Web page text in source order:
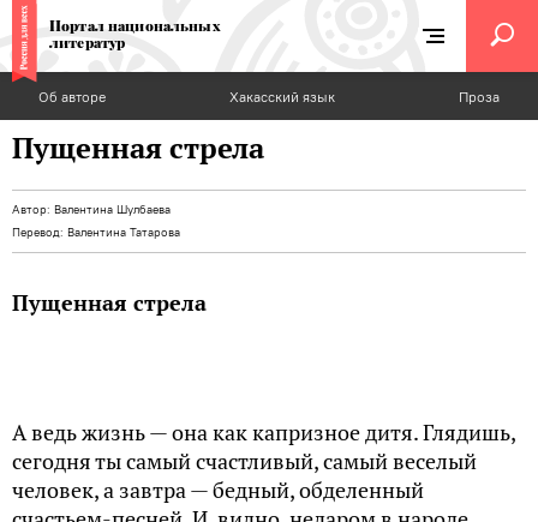
Портал национальных
литератур
Об авторе Хакасский язык Проза
Пущенная стрела
Автор: Валентина Шулбаева
Перевод: Валентина Татарова
Пущенная стрела
А ведь жизнь — она как капризное дитя. Глядишь,
сегодня ты самый счастливый, самый веселый
человек, а завтра — бедный, обделенный